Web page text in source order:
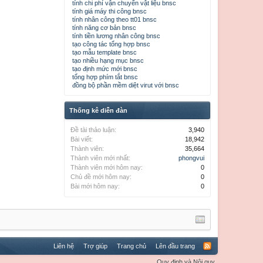
tính chi phí vận chuyển vật liệu bnsc
tính giá máy thi công bnsc
tính nhân công theo tt01 bnsc
tính năng cơ bản bnsc
tính tiền lương nhân công bnsc
tạo công tác tổng hợp bnsc
tạo mẫu template bnsc
tạo nhiều hạng mục bnsc
tạo định mức mới bnsc
tổng hợp phím tắt bnsc
đồng bộ phần mềm diệt virut với bnsc
Thống kê diễn đàn
Đề tài thảo luận:
3,940
Bài viết:
18,942
Thành viên:
35,664
Thành viên mới nhất:
phongvui
Thành viên mới hôm nay:
0
Chủ đề mới hôm nay:
0
Bài mới hôm nay:
0
Liên hệ Trợ giúp Trang chủ Lên đầu trang